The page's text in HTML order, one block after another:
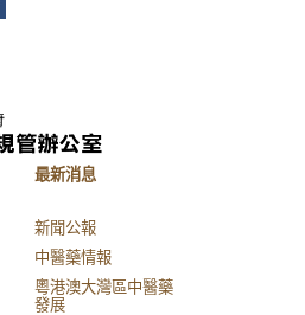
最新消息
新聞公報
中醫藥情報
粵港澳大灣區中醫藥
發展